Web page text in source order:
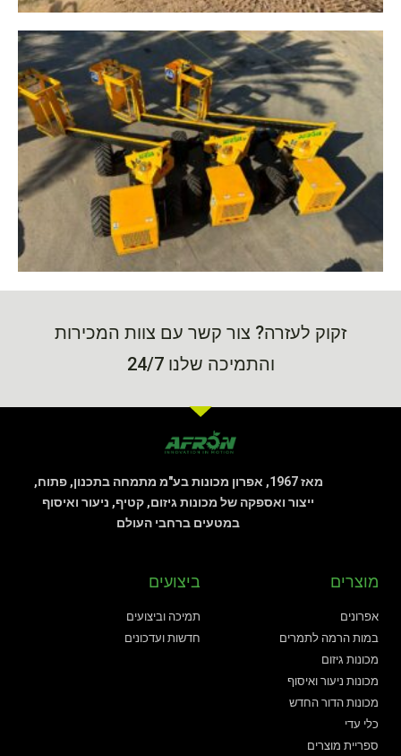
זקוק לעזרה? צור קשר עם צוות המכירות
והתמיכה שלנו 24/7
מאז 1967, אפרון מכונות בע"מ מתמחה בתכנון, פתוח,
ייצור ואספקה של מכונות גיזום, קטיף, ניעור ואיסוף
במטעים ברחבי העולם
מוצרים
אפרונים
במות הרמה לתמרים
מכונות גיזום
מכונות ניעור ואיסוף
מכונות הדור החדש
כלי עדי
ספריית מוצרים
ביצועים
תמיכה וביצועים
חדשות ועדכונים